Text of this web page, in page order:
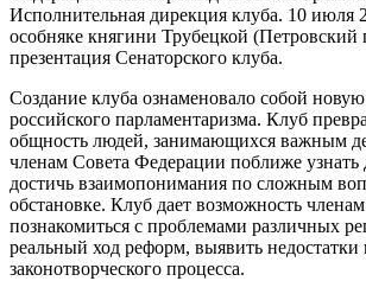
Исполнительная дирекция клуба. 10 июля
особняке княгини Трубецкой (Петровский
презентация Сенаторского клуба.
Создание клуба ознаменовало собой
российского парламентаризма. Клуб
общность людей, занимающихся важным
членам Совета Федерации поближе узнать
достичь взаимопонимания по сложным
обстановке. Клуб дает возможность
познакомиться с проблемами различных
реальный ход реформ, выявить
законотворческого процесса.